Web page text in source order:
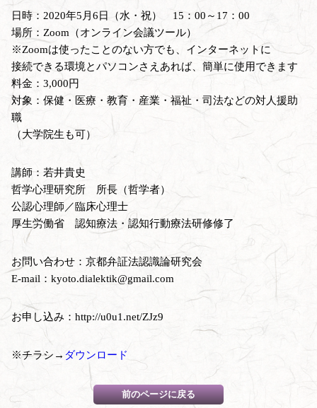
日時：2020年5月6日（水・祝） 15：00～17：00
場所：Zoom（オンライン会議ツール）
※Zoomは使ったことのない方でも、インターネットに
接続できる環境とパソコンさえあれば、簡単に使用できます
料金：3,000円
対象：保健・医療・教育・産業・福祉・司法などの対人援助
職
（大学院生も可）
講師：若井貴史
哲学心理研究所 所長（哲学者）
公認心理師／臨床心理士
厚生労働省 認知療法・認知行動療法研修修了
お問い合わせ：京都弁証法認識論研究会
E-mail：kyoto.dialektik@gmail.com
お申し込み：http://u0u1.net/ZJz9
※チラシ→ ダウンロード